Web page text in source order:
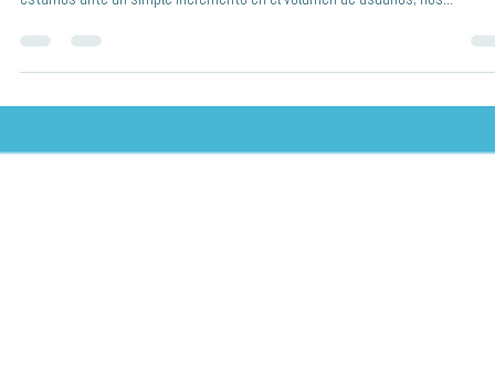
El despliegue de agentes autónomos en la infraestructura corporativa ha
enfrentamos a una mutación de la superficie de ataque donde el 82% de las